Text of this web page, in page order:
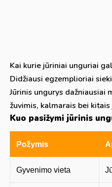
Kai kurie jūriniai unguriai
Didžiausi egzemplioriai
Jūrinis ungurys dažniausiai
žuvimis, kalmarais bei
Kuo pasižymi jūrinis
Požymis
Gyvenimo vieta